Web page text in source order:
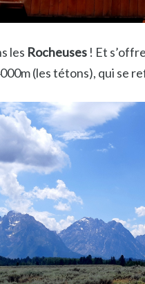
les Rocheuses ! Et
(les tétons), qui se